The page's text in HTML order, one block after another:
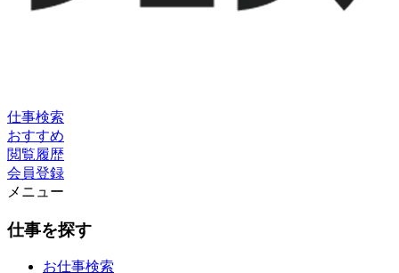
仕事検索
おすすめ
閲覧履歴
会員登録
メニュー
仕事を探す
お仕事検索